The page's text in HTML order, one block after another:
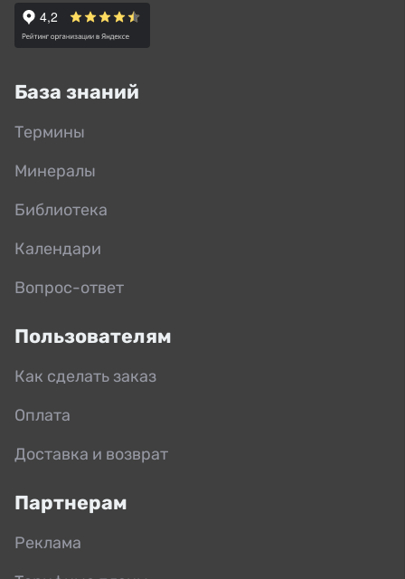
База знаний
Термины
Минералы
Библиотека
Календари
Вопрос-ответ
Пользователям
Как сделать заказ
Оплата
Доставка и возврат
Партнерам
Реклама